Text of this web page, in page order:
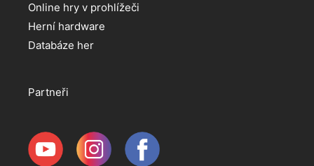
Online hry v prohlížeči
Herní hardware
Databáze her
Partneři